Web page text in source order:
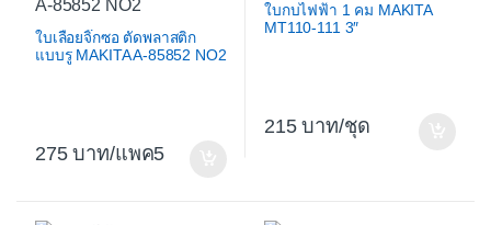
ใบเลื่อยจิ๊กซอ ตัดพลาสติก
แบบรู MAKITA A-85852 NO2
275 /แพค5
ใบกบไฟฟ้า 1 คม MAKITA
MT110-111 3″
215 /ชุด